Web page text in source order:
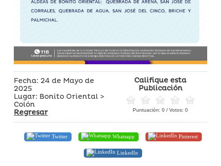
Fecha: 24 de Mayo de
2025
Lugar: Bonito Oriental >
Colón
Regresar
Califique esta
Publicación
Puntuación: 0 / Votos: 0
Twitter Whatsapp Pinterest
LinkedIn